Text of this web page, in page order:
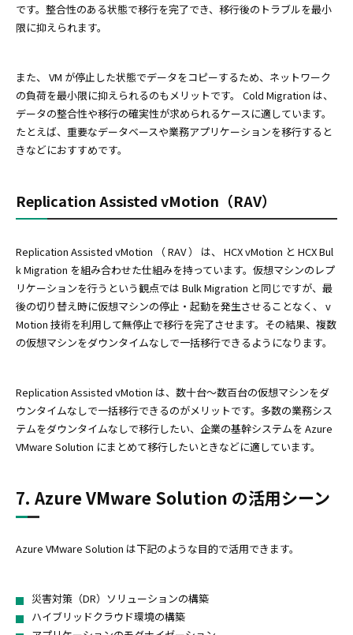
です。整合性のある状態で移行を完了でき、移行後のトラブルを最小
限に抑えられます。
また、 VM が停止した状態でデータをコピーするため、ネットワーク
の負荷を最小限に抑えられるのもメリットです。 Cold Migration は、
データの整合性や移行の確実性が求められるケースに適しています。
たとえば、重要なデータベースや業務アプリケーションを移行すると
きなどにおすすめです。
Replication Assisted vMotion（RAV）
Replication Assisted vMotion （ RAV ） は、 HCX vMotion と HCX Bul
k Migration を組み合わせた仕組みを持っています。仮想マシンのレプ
リケーションを行うという観点では Bulk Migration と同じですが、最
後の切り替え時に仮想マシンの停止・起動を発生させることなく、 v
Motion 技術を利用して無停止で移行を完了させます。その結果、複数
の仮想マシンをダウンタイムなしで一括移行できるようになります。
Replication Assisted vMotion は、数十台～数百台の仮想マシンをダ
ウンタイムなしで一括移行できるのがメリットです。多数の業務シス
テムをダウンタイムなしで移行したい、企業の基幹システムを Azure
VMware Solution にまとめて移行したいときなどに適しています。
7. Azure VMware Solution の活用シーン
Azure VMware Solution は下記のような目的で活用できます。
災害対策（DR）ソリューションの構築
ハイブリッドクラウド環境の構築